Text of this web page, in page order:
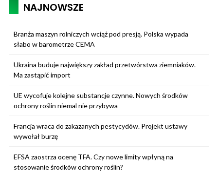
NAJNOWSZE
Branża maszyn rolniczych wciąż pod presją. Polska wypada
słabo w barometrze CEMA
Ukraina buduje największy zakład przetwórstwa ziemniaków.
Ma zastąpić import
UE wycofuje kolejne substancje czynne. Nowych środków
ochrony roślin niemal nie przybywa
Francja wraca do zakazanych pestycydów. Projekt ustawy
wywołał burzę
EFSA zaostrza ocenę TFA. Czy nowe limity wpłyną na
stosowanie środków ochrony roślin?